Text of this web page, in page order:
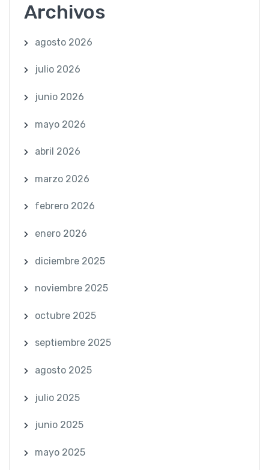
Archivos
agosto 2026
julio 2026
junio 2026
mayo 2026
abril 2026
marzo 2026
febrero 2026
enero 2026
diciembre 2025
noviembre 2025
octubre 2025
septiembre 2025
agosto 2025
julio 2025
junio 2025
mayo 2025